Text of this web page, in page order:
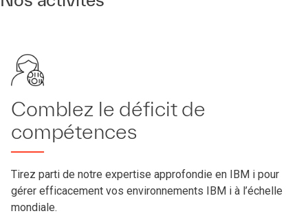
Comblez le déficit de
compétences
Tirez parti de notre expertise approfondie en IBM i pour
gérer efficacement vos environnements IBM i à l’échelle
mondiale.